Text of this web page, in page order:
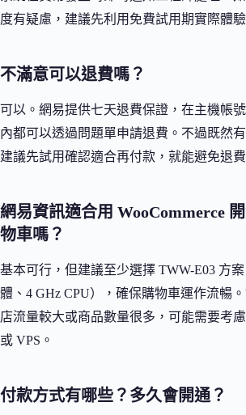
度有疑慮，建議先利用免費試用期實際體驗
不滿意可以退費嗎？
可以。網易提供七天退費保證，在主機帳
內都可以透過問題單申請退費。不過既然有
建議先試用確認適合再付款，就能避免退
網易資訊適合用 WooCommerce
物車嗎？
基本可行，但建議至少選擇 TWW-E03 方
體、4 GHz CPU），確保購物車運作流暢
店流量較大或商品數量很多，可能需要考
或 VPS。
付款方式有哪些？多久會開通？